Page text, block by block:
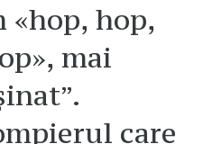
«hop, hop,
mai
care